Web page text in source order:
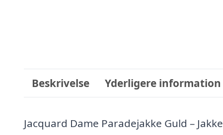
Beskrivelse Yderligere information
Jacquard Dame Paradejakke Guld – Jakke